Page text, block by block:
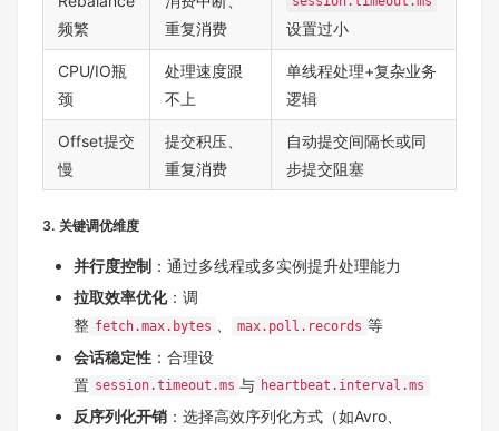
频繁
重复消费
设置过小
CPU/IO瓶
颈
处理速度跟
不上
单线程处理+复杂业务
逻辑
Offset提交
慢
提交积压、
重复消费
自动提交间隔长或同
步提交阻塞
3. 关键调优维度
并行度控制 ：通过多线程或多实例提升处理能力
拉取效率优化：调
整 fetch.max.bytes max.poll.records 等
会话稳定性 ：合理设
置 session.timeout.ms 与 heartbeat.interval.ms
反序列化开销 ：选择高效序列化方式（如Avro、